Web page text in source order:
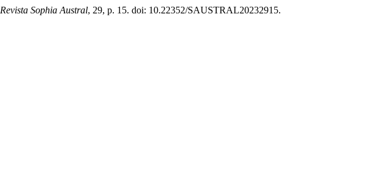
Revista Sophia Austral, 29, p. 15. doi: 10.22352/SAUSTRAL20232915.